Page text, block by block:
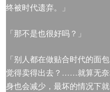
终被时代遗弃。」
「那不是也很好吗？」
「别人都在做贴合时代的面
觉得卖得出去？……就算无
身也会减少，最坏的情况下